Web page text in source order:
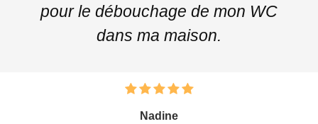
pour le débouchage de mon WC
dans ma maison.
Nadine